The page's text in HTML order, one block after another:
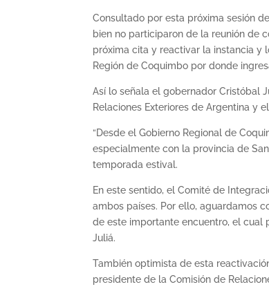
Consultado por esta próxima sesión
bien no participaron de la reunión de
próxima cita y reactivar la instancia y
Región de Coquimbo por donde
Así lo señala el gobernador Cristóbal
Relaciones Exteriores de Argentina y
“Desde el Gobierno Regional de
especialmente con la provincia de
temporada estival.
En este sentido, el Comité de
ambos países. Por ello, aguardamos
de este importante encuentro, el cual
Juliá.
También optimista de esta
presidente de la Comisión de